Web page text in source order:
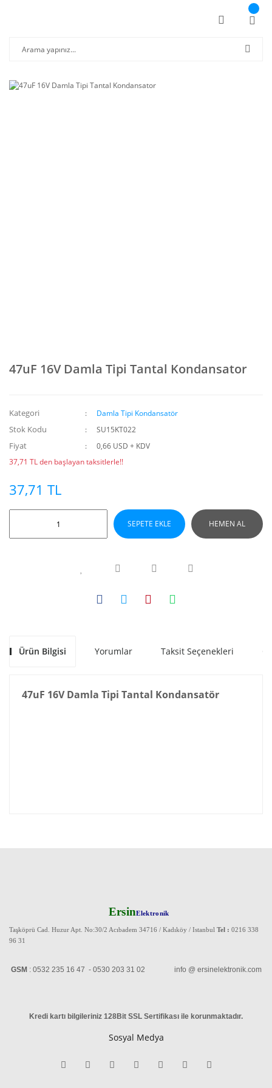
47uF 16V Damla Tipi Tantal Kondansator
Kategori Damla Tipi Kondansatör
Stok Kodu SU15KT022
Fiyat
0,66 USD + KDV
37,71 TL den başlayan taksitlerle!!
37,71 TL
SEPETE EKLE HEMEN AL
Ürün Bilgisi Yorumlar Taksit Seçenekleri
47uF 16V Damla Tipi Tantal Kondansatör
ErsinElektronik
Taşköprü Cad. Huzur Apt. No:30/2 Acıbadem 34716 / Kadıköy / Istanbul Tel : 0216 338
96 31
GSM : 0532 235 16 47 - 0530 203 31 02 info @ ersinelektronik.com
Kredi kartı bilgileriniz 128Bit SSL Sertifikası ile korunmaktadır.
Sosyal Medya